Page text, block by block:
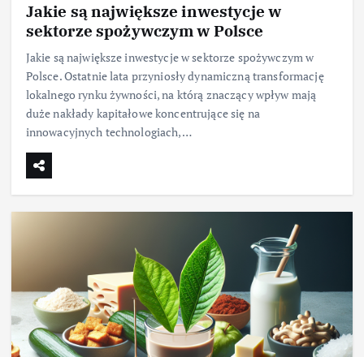
Jakie są największe inwestycje w
sektorze spożywczym w Polsce
Jakie są największe inwestycje w sektorze spożywczym w
Polsce. Ostatnie lata przyniosły dynamiczną transformację
lokalnego rynku żywności, na którą znaczący wpływ mają
duże nakłady kapitałowe koncentrujące się na
innowacyjnych technologiach,…